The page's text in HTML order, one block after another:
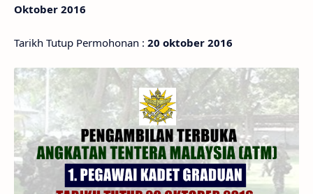
Oktober 2016
Tarikh Tutup Permohonan : 20 oktober 2016